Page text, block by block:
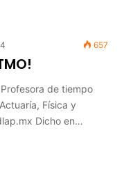
657
de tiempo
Física y
Dicho en…